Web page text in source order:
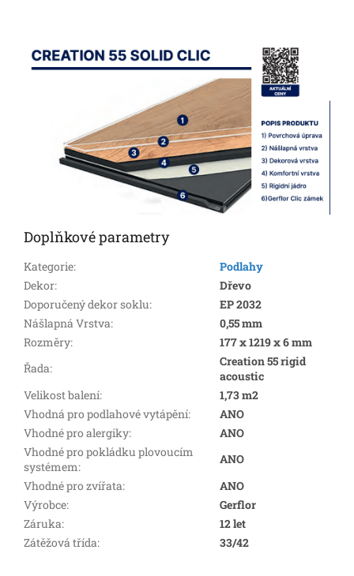
Doplňkové parametry
Kategorie:
Podlahy
Dekor:
Dřevo
Doporučený dekor soklu:
EP 2032
Nášlapná Vrstva:
0,55 mm
Rozměry:
177 x 1219 x 6 mm
Řada:
Creation 55 rigid
acoustic
Velikost balení:
1,73 m2
Vhodná pro podlahové vytápění:
ANO
Vhodné pro alergiky:
ANO
Vhodné pro pokládku plovoucím
systémem:
ANO
Vhodné pro zvířata:
ANO
Výrobce:
Gerflor
Záruka:
12 let
Zátěžová třída: 33/42